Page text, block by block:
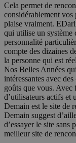
Cela permet de
considérablement
plaise vraiment.
qui utilise un système
personnalité
compte des dizaines
la personne qui est
Nos Belles Années
intéressantes avec
goûts que vous.
d’utilisateurs actifs et
Demain est le site de
Demain suggest
d’essayer le site sans
meilleur site de